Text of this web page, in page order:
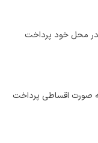
در محل خود پرداخت
صورت اقساطی پرداخت